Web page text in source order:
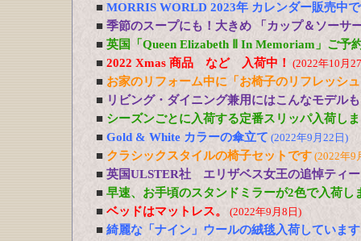
■ MORRIS WORLD 2023年 カレンダー販売中
■ 季節のスープにも！大きめ 「カップ＆ソーサ
■ 英国「Queen Elizabeth Ⅱ In Memoriam」ご予
■ 2022 Xmas 商品 など 入荷中！ (2022年10月
■ お家のリフォーム中に「お椅子のリフレッシ
■ リビング・ダイニング兼用にはこんなモデルも
■ シーズンごとに入荷する定番スリッパ入荷し
■ Gold & White カラーの傘立て (2022年9月22日)
■ クラシックスタイルの椅子セットです (2022年9
■ 英国ULSTER社 エリザベス女王の追悼ティ
■ 早速、お手頃のスタンドミラーが2色で入荷し
■ ベッドはマットレス。 (2022年9月8日)
■ 綺麗な「ナイン」ウールの絨毯入荷しています